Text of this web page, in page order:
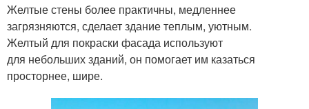
Желтые стены более практичны, медленнее
загрязняются, сделает здание теплым, уютным.
Желтый для покраски фасада используют
для небольших зданий, он помогает им казаться
просторнее, шире.